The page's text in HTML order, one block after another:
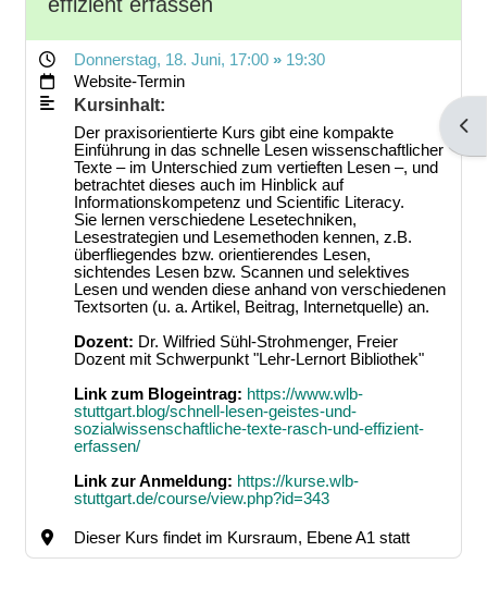
Donnerstag, 18. Juni, 17:00 » 19:30
Website-Termin
Kursinhalt:
Der praxisorientierte Kurs gibt eine kompakte
Einführung in das schnelle Lesen wissenschaftlicher
Texte – im Unterschied zum vertieften Lesen –, und
betrachtet dieses auch im Hinblick auf
Informationskompetenz und Scientific Literacy.
Sie lernen verschiedene Lesetechniken,
Lesestrategien und Lesemethoden kennen, z.B.
überfliegendes bzw. orientierendes Lesen,
sichtendes Lesen bzw. Scannen und selektives
Lesen und wenden diese anhand von verschiedenen
Textsorten (u. a. Artikel, Beitrag, Internetquelle) an.
Dozent: Dr. Wilfried Sühl-Strohmenger, Freier
Dozent mit Schwerpunkt "Lehr-Lernort Bibliothek"
Link zum Blogeintrag: https://www.wlb-
stuttgart.blog/schnell-lesen-geistes-und-
sozialwissenschaftliche-texte-rasch-und-effizient-
erfassen/
Link zur Anmeldung: https://kurse.wlb-
stuttgart.de/course/view.php?id=343
Dieser Kurs findet im Kursraum, Ebene A1 statt